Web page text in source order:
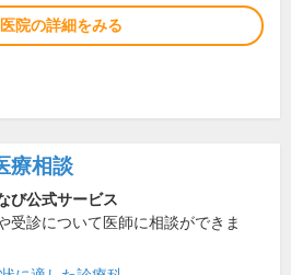
院の詳細をみる
療相談
び公式サービス
受診について医師に相談ができま